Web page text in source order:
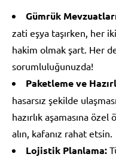
Gümrük
zati eşya taşırken, her
hakim olmak şart. Her
sorumluluğunuzda!
Paketleme ve
hasarsız şekilde
hazırlık aşamasına
alın, kafanız rahat etsin.
Lojistik Planlama: